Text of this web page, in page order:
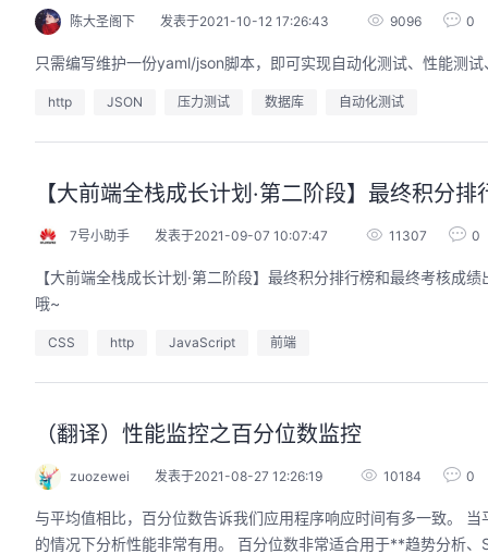
陈大圣阁下 发表于2021-10-12 17:26:43 9096 0
只需编写维护一份yaml/json脚本，即可实现自动化测试、性能测
http JSON 压力测试 数据库 自动化测试
【大前端全栈成长计划·第二阶段】最终积分
7号小助手 发表于2021-09-07 10:07:47 11307 0
【大前端全栈成长计划·第二阶段】最终积分排行榜和最终考核成
哦~
CSS http JavaScript 前端
（翻译）性能监控之百分位数监控
zuozewei 发表于2021-08-27 12:26:19 10184 0
与平均值相比，百分位数告诉我们应用程序响应时间有多一致。
的情况下分析性能非常有用。 百分位数非常适合用于**趋势分析